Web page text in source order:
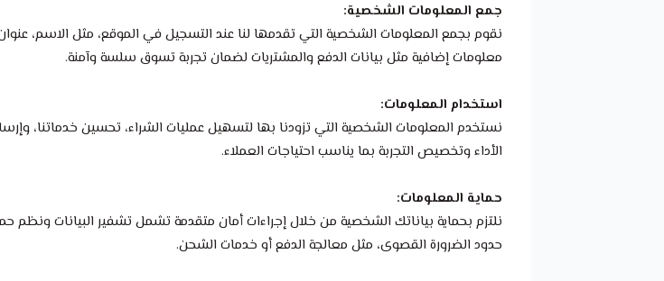
جمع المعلومات الشخصية:
نقوم بجمع المعلومات الشخصية التي تقدمها لنا عند التسجيل في الموقع، مثل الاسم،
معلومات إضافية مثل بيانات الدفع والمشتريات لضمان تجربة تسوق سلسة وآمنة.
استخدام المعلومات:
نستخدم المعلومات الشخصية التي تزودنا بها لتسهيل عمليات الشراء، تحسين خدماتنا،
الأداء وتخصيص التجربة بما يناسب احتياجات العملاء.
حماية المعلومات:
نلتزم بحماية بياناتك الشخصية من خلال إجراءات أمان متقدمة تشمل تشفير البيانات
حدود الضرورة القصوى، مثل معالجة الدفع أو خدمات الشحن.